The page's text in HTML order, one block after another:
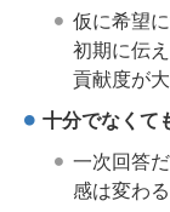
仮に希望
初期に伝
貢献度が
十分でなくて
一次回答
感は変わる